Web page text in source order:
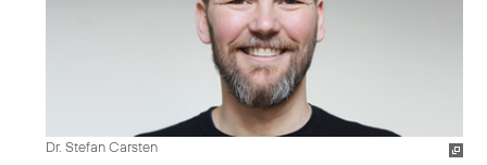
Dr. Stefan Carsten